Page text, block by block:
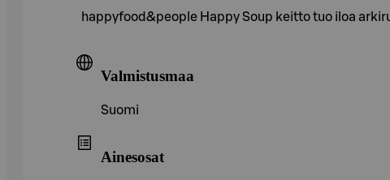
happyfood&people Happy Soup keitto tuo iloa
Valmistusmaa
Suomi
Ainesosat